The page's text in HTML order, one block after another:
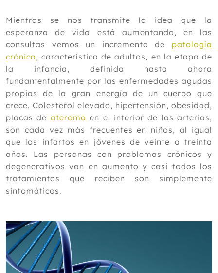
Mientras se nos transmite la idea que la
esperanza de vida está aumentando, en las
consultas vemos un incremento de patología
crónica, característica de adultos, en la etapa de
la infancia, definida hasta ahora
fundamentalmente por las enfermedades agudas
propias de la gran energía de un cuerpo que
crece. Colesterol elevado, hipertensión, obesidad,
placas de ateroma en el interior de las arterias,
son cada vez más frecuentes en niños, al igual
que los infartos en jóvenes de veinte a treinta
años. Las personas con problemas crónicos y
degenerativos van en aumento y casi todos los
tratamientos que reciben son simplemente
sintomáticos.